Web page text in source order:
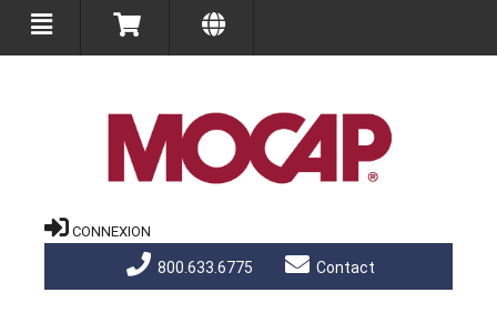
CONNEXION
800.633.6775 Contact